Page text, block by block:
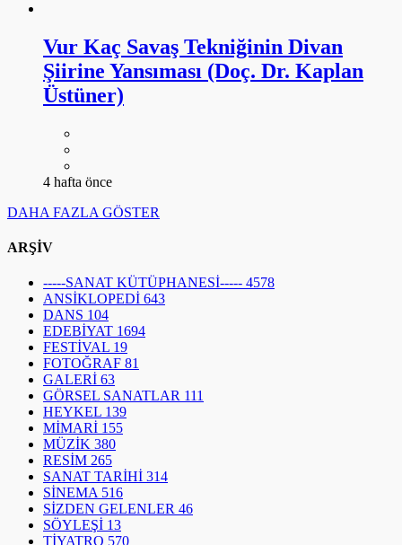
Vur Kaç Savaş Tekniğinin Divan
Şiirine Yansıması (Doç. Dr. Kaplan
Üstüner)
4 hafta önce
DAHA FAZLA GÖSTER
ARŞİV
-----SANAT KÜTÜPHANESİ----- 4578
ANSİKLOPEDİ 643
DANS 104
EDEBİYAT 1694
FESTİVAL 19
FOTOĞRAF 81
GALERİ 63
GÖRSEL SANATLAR 111
HEYKEL 139
MİMARİ 155
MÜZİK 380
RESİM 265
SANAT TARİHİ 314
SİNEMA 516
SİZDEN GELENLER 46
SÖYLEŞİ 13
TİYATRO 570